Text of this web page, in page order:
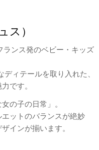
ス）
ンス発のベビー・キッズ
ィテールを取り入れた、
です。
の子の日常」。
ットのバランスが絶妙
インが揃います。